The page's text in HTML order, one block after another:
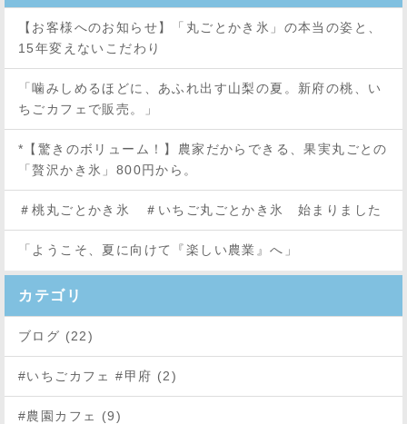
【お客様へのお知らせ】「丸ごとかき氷」の本当の姿と、
15年変えないこだわり
「噛みしめるほどに、あふれ出す山梨の夏。新府の桃、い
ちごカフェで販売。」
*【驚きのボリューム！】農家だからできる、果実丸ごとの
「贅沢かき氷」800円から。
＃桃丸ごとかき氷 ＃いちご丸ごとかき氷 始まりました
「ようこそ、夏に向けて『楽しい農業』へ」
カテゴリ
ブログ (22)
#いちごカフェ #甲府 (2)
#農園カフェ (9)